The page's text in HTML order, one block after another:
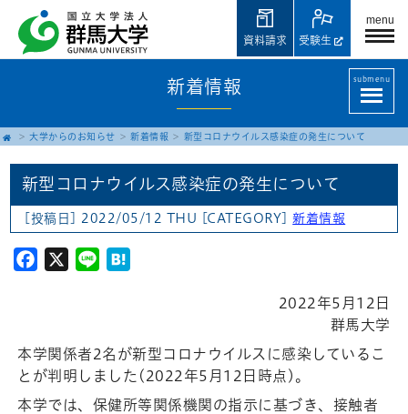
menu
受験生
資料請求
新着情報 submenu
大学からのお知らせ 新着情報 新型コロナウイルス感染症の発生について
新型コロナウイルス感染症の発生について
[投稿日] 2022/05/12 THU [CATEGORY]新着情報
Facebook
X Line
2022年5月12日
群馬大学
本学関係者2名が新型コロナウイルスに感染しているこ
とが判明しました(2022年5月12日時点)。
本学では、保健所等関係機関の指示に基づき、接触者